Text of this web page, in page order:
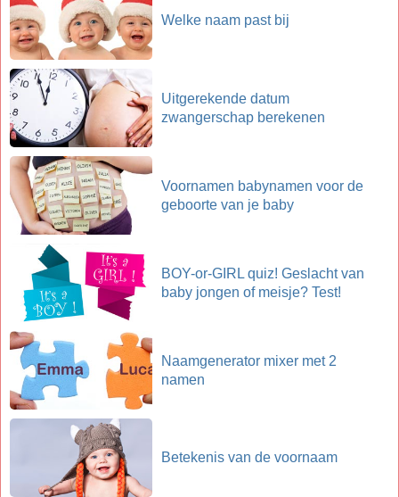
Welke naam past bij
Uitgerekende datum
zwangerschap berekenen
Voornamen babynamen voor de
geboorte van je baby
BOY-or-GIRL quiz! Geslacht van
baby jongen of meisje? Test!
Naamgenerator mixer met 2
namen
Betekenis van de voornaam